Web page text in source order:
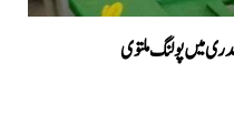
میں پولنگ ملتوی